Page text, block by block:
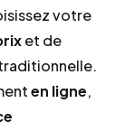
votre
et de
en ligne,